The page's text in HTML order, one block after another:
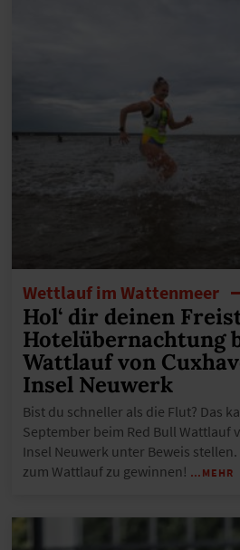
Wettlauf im Wattenmeer
Hol‘ dir deinen
Hotelübernachtung
Wattlauf von
Insel Neuwerk
Bist du schneller als die Flut? Das
September beim Red Bull Wattlauf
Insel Neuwerk unter Beweis
zum Wattlauf zu gewinnen! …MEHR